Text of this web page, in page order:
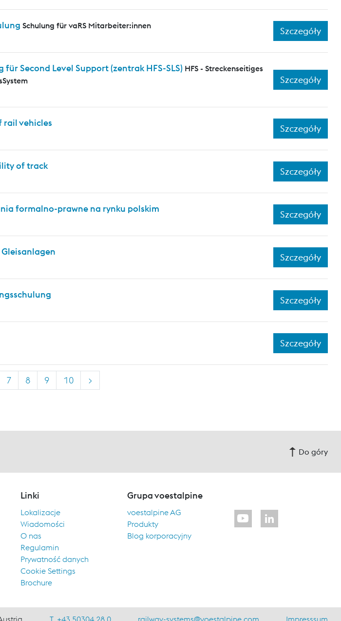
Schulung für vaRS Mitarbeiter:innen
Szczegóły
für Second Level Support (zentrak HFS-SLS) HFS - Streckenseitiges
Szczegóły
vehicles
Szczegóły
of track
Szczegóły
formalno-prawne na rynku polskim
Szczegóły
Szczegóły
Szczegóły
Szczegóły
7 8 9 10 >
Do góry
Linki
Lokalizacje
Wiadomości
O nas
Regulamin
Prywatność danych
Cookie Settings
Brochure
Grupa voestalpine
voestalpine AG
Produkty
Blog korporacyjny
T. +43 50304 28 0 railway-systems@voestalpine.com Impresssum